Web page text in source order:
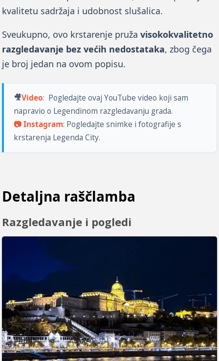
kvalitetu sadržaja i udobnost slušalica.
Sveukupno, ovo krstarenje pruža visokokvalitetno
razgledavanje bez većih nedostataka, zbog čega
je broj jedan na ovom popisu.
🎥Video: Pogledajte ovaj YouTube video koji sam
napravio o Legendinom razgledavanju grada.
📷 Instagram: Pogledajte snimke i fotografije s
krstarenja Legenda City.
Detaljna raščlamba
Razgledavanje i pogledi